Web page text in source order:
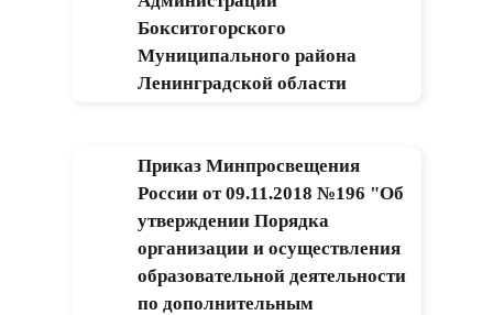
Бокситогорского
Муниципального района
Ленинградской области
Приказ Минпросвещения
России от 09.11.2018 №196 "Об
утверждении Порядка
организации и осуществления
образовательной деятельности
по дополнительным